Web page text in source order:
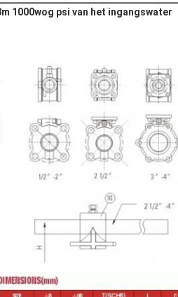
1000wog psi van het ingangswater